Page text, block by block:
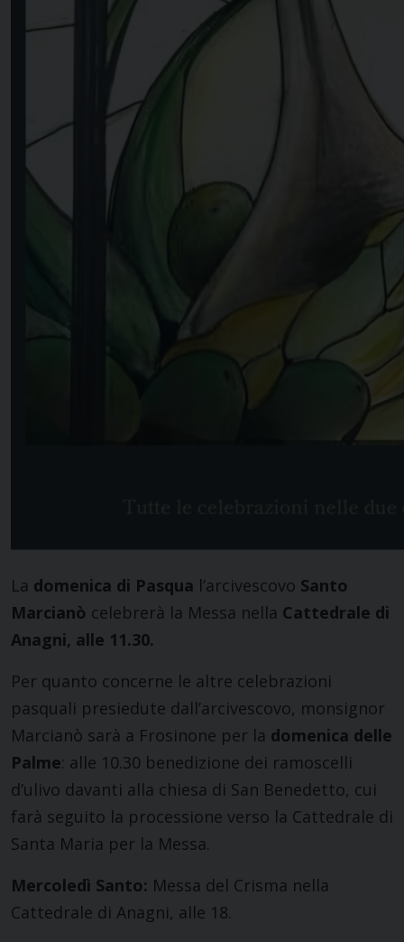
La domenica di Pasqua l’arcivescovo Santo
Marcianò celebrerà la Messa nella Cattedrale di
Anagni, alle 11.30.
Per quanto concerne le altre celebrazioni
pasquali presiedute dall’arcivescovo, monsignor
Marcianò sarà a Frosinone per la domenica delle
Palme: alle 10.30 benedizione dei ramoscelli
d’ulivo davanti alla chiesa di San Benedetto, cui
farà seguito la processione verso la Cattedrale di
Santa Maria per la Messa.
Mercoledì Santo: Messa del Crisma nella
Cattedrale di Anagni, alle 18.